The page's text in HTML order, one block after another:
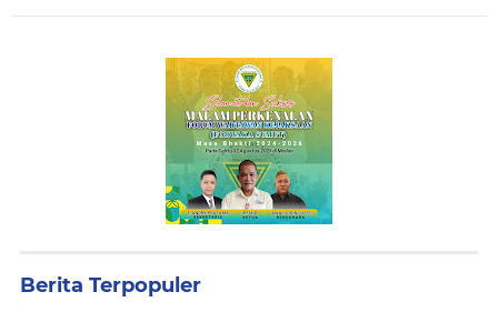
Berita Terpopuler